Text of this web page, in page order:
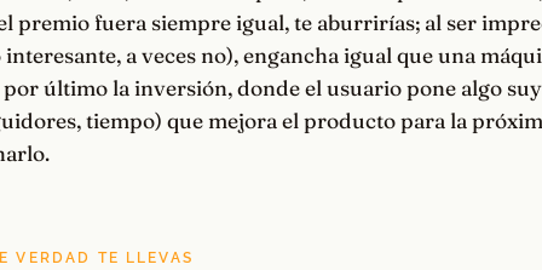
premio fuera siempre igual, te aburrirías; al ser
interesante, a veces no), engancha igual que una
último la inversión, donde el usuario pone algo
tiempo) que mejora el producto para la
VERDAD TE LLEVAS